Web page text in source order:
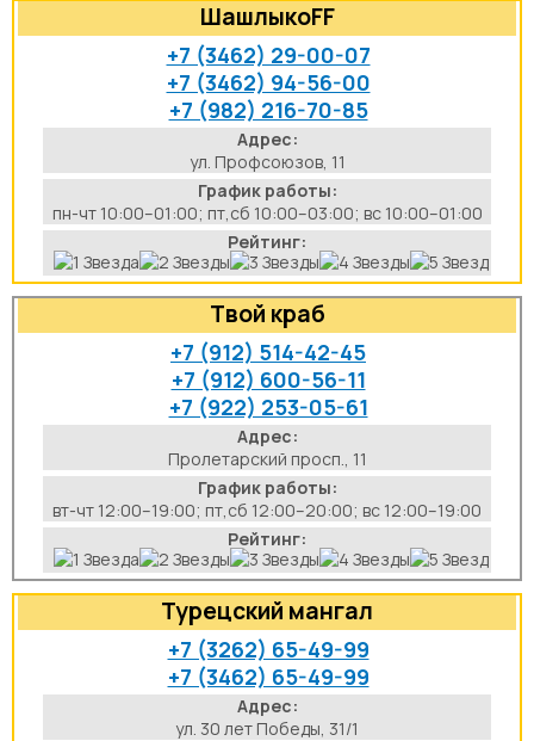
ШашлыкоFF
+7 (3462) 29-00-07
+7 (3462) 94-56-00
+7 (982) 216-70-85
Адрес:
ул. Профсоюзов, 11
График работы:
пн-чт 10:00–01:00; пт,сб 10:00–03:00; вс 10:00–01:00
Рейтинг:
Твой краб
+7 (912) 514-42-45
+7 (912) 600-56-11
+7 (922) 253-05-61
Адрес:
Пролетарский просп., 11
График работы:
вт-чт 12:00–19:00; пт,сб 12:00–20:00; вс 12:00–19:00
Рейтинг:
Турецский мангал
+7 (3262) 65-49-99
+7 (3462) 65-49-99
Адрес:
ул. 30 лет Победы, 31/1